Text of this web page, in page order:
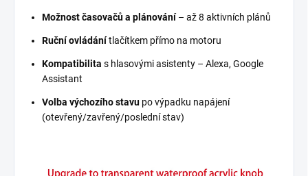
Možnost časovačů a plánování– až 8 aktivních plánů
Ruční ovládánítlačítkem přímo na motoru
Kompatibilita s hlasovými asistenty – Alexa, Google
Assistant
Volba výchozího stavu po výpadku napájení
(otevřený/zavřený/poslední stav)